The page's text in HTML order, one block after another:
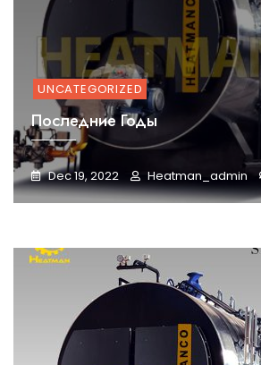
UNCATEGORIZED
Последние Годы
Dec 19, 2022 Heatman_admin